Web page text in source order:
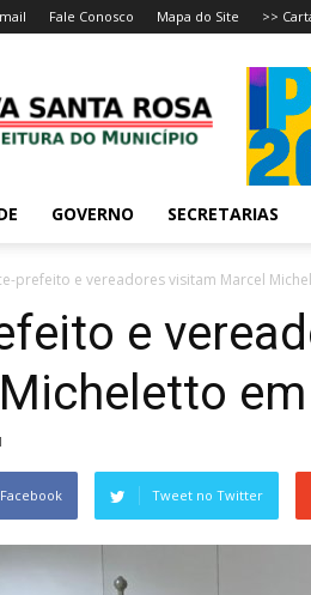
Fale Conosco Mapa do Site >>
GOVERNO SECRETARIAS
prefeito e vereadores visitam Marcel
e
Tweet no Twitter